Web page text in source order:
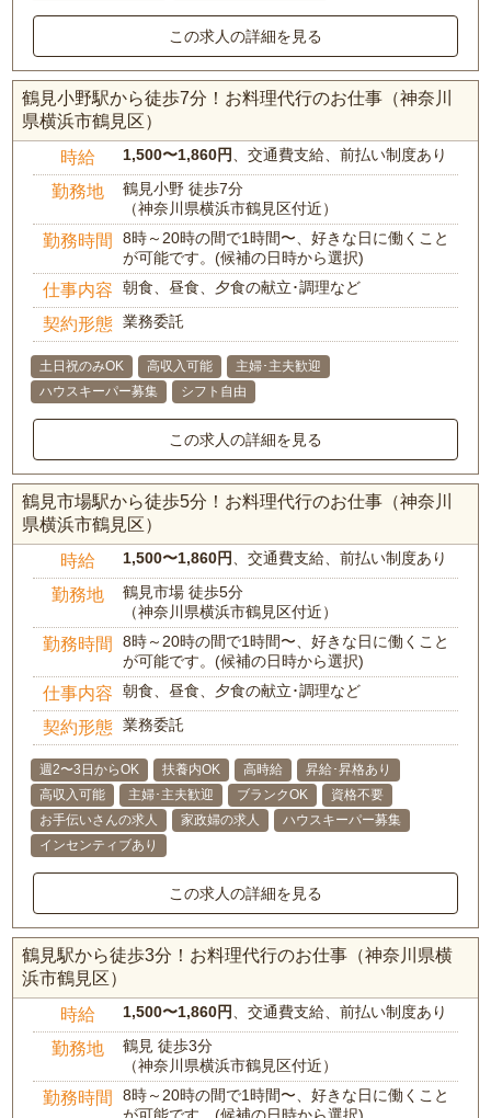
この求人の詳細を見る
鶴見小野駅から徒歩7分！お料理代行のお仕事（神奈川
県横浜市鶴見区）
時給 1,500〜1,860円 、交通費支給、前払い制度あり
勤務地
鶴見小野 徒歩7分
（神奈川県横浜市鶴見区付近）
勤務時間
8時～20時の間で1時間〜、好きな日に働くこと
が可能です。(候補の日時から選択)
仕事内容 朝食、昼食、夕食の献立･調理など
契約形態 業務委託
土日祝のみOK 高収入可能
主婦･主夫歓迎
ハウスキーパー募集
シフト自由
この求人の詳細を見る
鶴見市場駅から徒歩5分！お料理代行のお仕事（神奈川
県横浜市鶴見区）
時給 1,500〜1,860円 、交通費支給、前払い制度あり
勤務地
鶴見市場 徒歩5分
（神奈川県横浜市鶴見区付近）
勤務時間
8時～20時の間で1時間〜、好きな日に働くこと
が可能です。(候補の日時から選択)
仕事内容 朝食、昼食、夕食の献立･調理など
契約形態 業務委託
週2〜3日からOK 扶養内OK 高時給
昇給･昇格あり
高収入可能
主婦･主夫歓迎 ブランクOK
資格不要
お手伝いさんの求人
家政婦の求人
ハウスキーパー募集
インセンティブあり
この求人の詳細を見る
鶴見駅から徒歩3分！お料理代行のお仕事（神奈川県横
浜市鶴見区）
時給 1,500〜1,860円 、交通費支給、前払い制度あり
勤務地
鶴見 徒歩3分
（神奈川県横浜市鶴見区付近）
勤務時間
8時～20時の間で1時間〜、好きな日に働くこと